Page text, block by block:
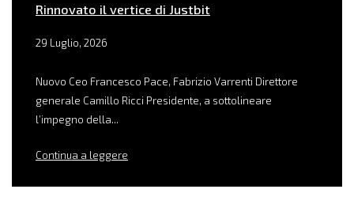
Rinnovato il vertice di Justbit
29 Luglio, 2026
Nuovo Ceo Francesco Pace, Fabrizio Varrenti Direttore
generale Camillo Ricci Presidente, a sottolineare
l’impegno della...
Continua a leggere